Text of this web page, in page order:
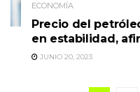
ECONOMÍA
Precio del
en estabilidad,
JUNIO 20, 2023